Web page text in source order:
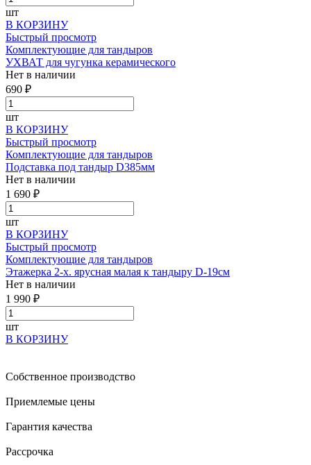
шт
В КОРЗИНУ
Быстрый просмотр
Комплектующие для тандыров
УХВАТ для чугунка керамического
Нет в наличии
690 ₽
шт
В КОРЗИНУ
Быстрый просмотр
Комплектующие для тандыров
Подставка под тандыр D385мм
Нет в наличии
1 690 ₽
шт
В КОРЗИНУ
Быстрый просмотр
Комплектующие для тандыров
Этажерка 2-х. ярусная малая к тандыру D-19см
Нет в наличии
1 990 ₽
шт
В КОРЗИНУ
Собственное производство
Приемлемые цены
Гарантия качества
Рассрочка